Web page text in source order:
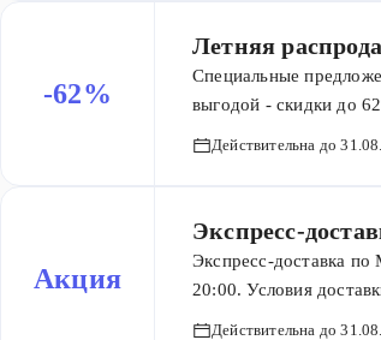
заполните другие
окна заявки на
заказ.
-62%
Летняя
Специальные
выгодой - скидки до
Действительна до
Акция
Экспресс-
Экспресс-доставка
20:00. Условия
Действительна до